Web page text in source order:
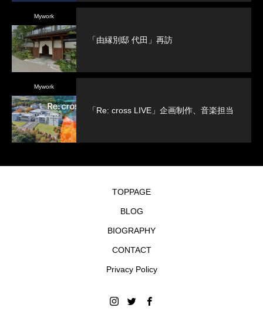
Mywork
「由縁別邸 代田」再訪
Mywork
「Re: cross LIVE」企画制作、音楽担当
TOPPAGE
BLOG
BIOGRAPHY
CONTACT
Privacy Policy